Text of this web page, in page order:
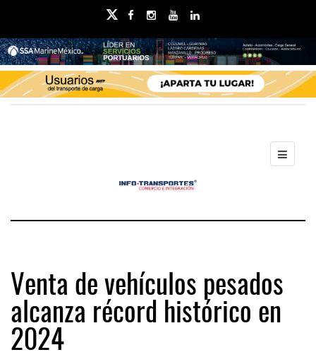
Venta de vehículos pesados
alcanza récord histórico en
2024